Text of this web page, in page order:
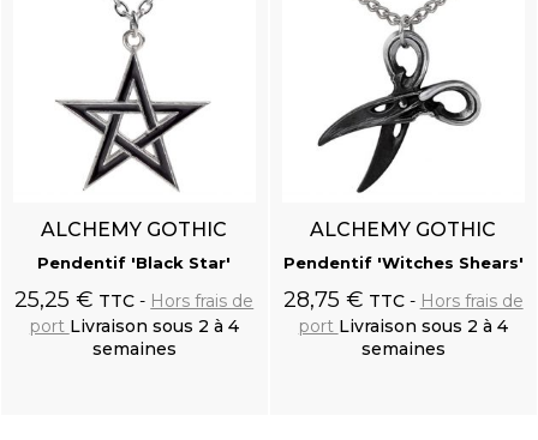
ALCHEMY GOTHIC
Pendentif 'Black Star'
25,25 € TTC Hors frais de
port Livraison sous 2 à 4
semaines
ALCHEMY GOTHIC
Pendentif 'Witches Shears'
28,75 € TTC
Hors frais de
port Livraison sous 2 à 4
semaines